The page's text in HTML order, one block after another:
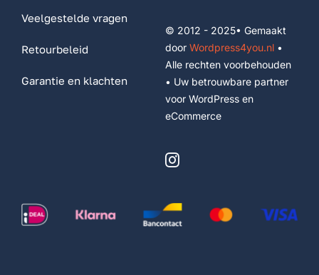
Veelgestelde vragen
Retourbeleid
Garantie en klachten
© 2012 - 2025• Gemaakt
door Wordpress4you.nl•
Alle rechten voorbehouden
• Uw betrouwbare partner
voor WordPress en
eCommerce